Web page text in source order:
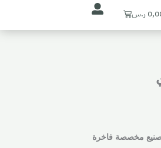
ر.سCart
مخصصة فاخرة